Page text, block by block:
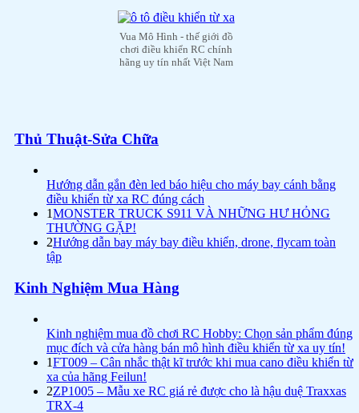
Vua Mô Hình - thế giới đồ
chơi điều khiển RC chính
hãng uy tín nhất Việt Nam
Thủ Thuật-Sửa Chữa
Hướng dẫn gắn đèn led báo hiệu cho máy bay cánh bằng
điều khiển từ xa RC đúng cách
1MONSTER TRUCK S911 VÀ NHỮNG HƯ HỎNG
THƯỜNG GẶP!
2Hướng dẫn bay máy bay điều khiển, drone, flycam toàn
tập
Kinh Nghiệm Mua Hàng
Kinh nghiệm mua đồ chơi RC Hobby: Chọn sản phẩm đúng
mục đích và cửa hàng bán mô hình điều khiển từ xa uy tín!
1FT009 – Cân nhắc thật kĩ trước khi mua cano điều khiển từ
xa của hãng Feilun!
2ZP1005 – Mẫu xe RC giá rẻ được cho là hậu duệ Traxxas
TRX-4